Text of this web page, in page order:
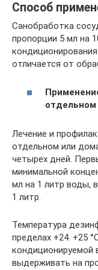
Способ
Санобработка
пропорции 5 мл на
отличается от
отдельном
Лечение и
отдельном или
четырех дней.
минимальной
мл на 1 литр воды,
1 литр.
Температура
пределах +24. +25
кондиционируемой
выдерживать на